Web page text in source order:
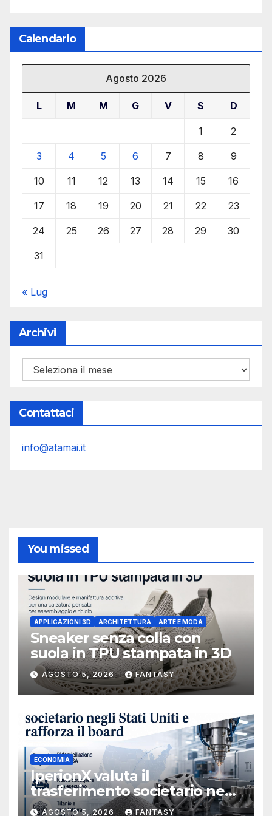
Calendario
Agosto 2026
L M M G V S D
1 2
3 4 5 6 7 8 9
10 11 12 13 14 15 16
17 18 19 20 21 22 23
24 25 26 27 28 29 30
31
« Lug
Archivi
Archivi
Contattaci
info@atamai.it
You missed
APPLICAZIONI 3D ARCHITETTURA ARTE E MODA
Sneaker senza colla con
suola in TPU stampata in 3D
AGOSTO 5, 2026 FANTASY
ECONOMIA
IperionX valuta il
trasferimento societario negli
Stati Uniti e rafforza il board,
AGOSTO 5, 2026 FANTASY